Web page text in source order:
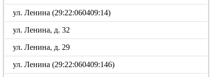
ул. Ленина (29:22:060409:14)
ул. Ленина, д. 32
ул. Ленина, д. 29
ул. Ленина (29:22:060409:146)